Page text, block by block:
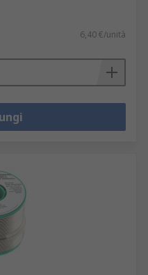
6,40 €/unità